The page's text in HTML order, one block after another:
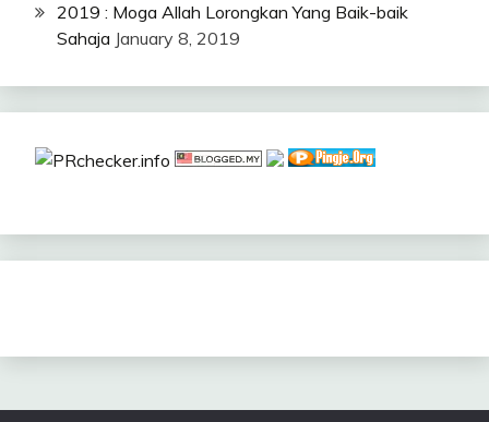
2019 : Moga Allah Lorongkan Yang Baik-baik
Sahaja January 8, 2019